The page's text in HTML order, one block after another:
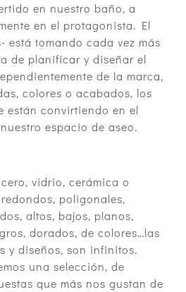
en nuestro baño, a
en el protagonista. El
está tomando cada vez más
de planificar y diseñar el
de la marca,
colores o acabados, los
están convirtiendo en el
espacio de aseo.
vidrio, cerámica o
poligonales,
altos, bajos, planos,
dorados, de colores…las
y diseños, son infinitos.
una selección, de
que más nos gustan de